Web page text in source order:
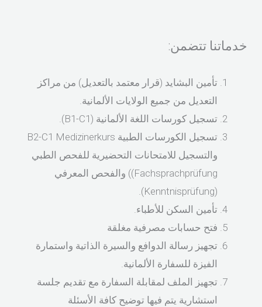
خدماتنا تتضمن:
تأمين البشايد (قرار معتمد بالتعديل) من مراكز
التعديل من جميع الولايات الألمانية.
تسجيل كورسات اللغة الألمانية (B1-C1).
تسجيل الكورسات الطبية B2-C1 Medizinerkurs
والتسجيل للامتحانات التحضيرية للفحص الطبي
Fachsprachprüfung)) والفحص المعرفي
(Kenntnisprüfung).
تأمين السكن للأطباء.
فتح حسابات مصرفية مغلقة
تجهيز رسالة الدوافع والسيرة الذاتية واستمارة
الفيزة للسفارة الألمانية.
تجهيز الملف لمقابلة السفارة مع تقديم جلسة
استشارية يتم فيها توضيح كافة الأسئلة